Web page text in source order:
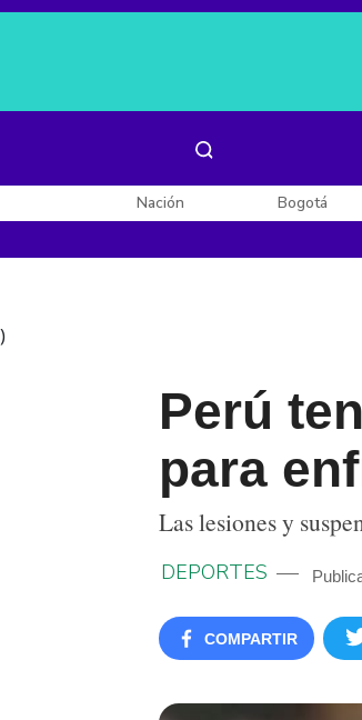
Nación Bogotá
)
Perú
para
Las lesiones y
DEPORTES
COMPARTIR